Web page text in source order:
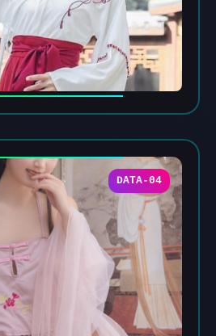
DATA-04